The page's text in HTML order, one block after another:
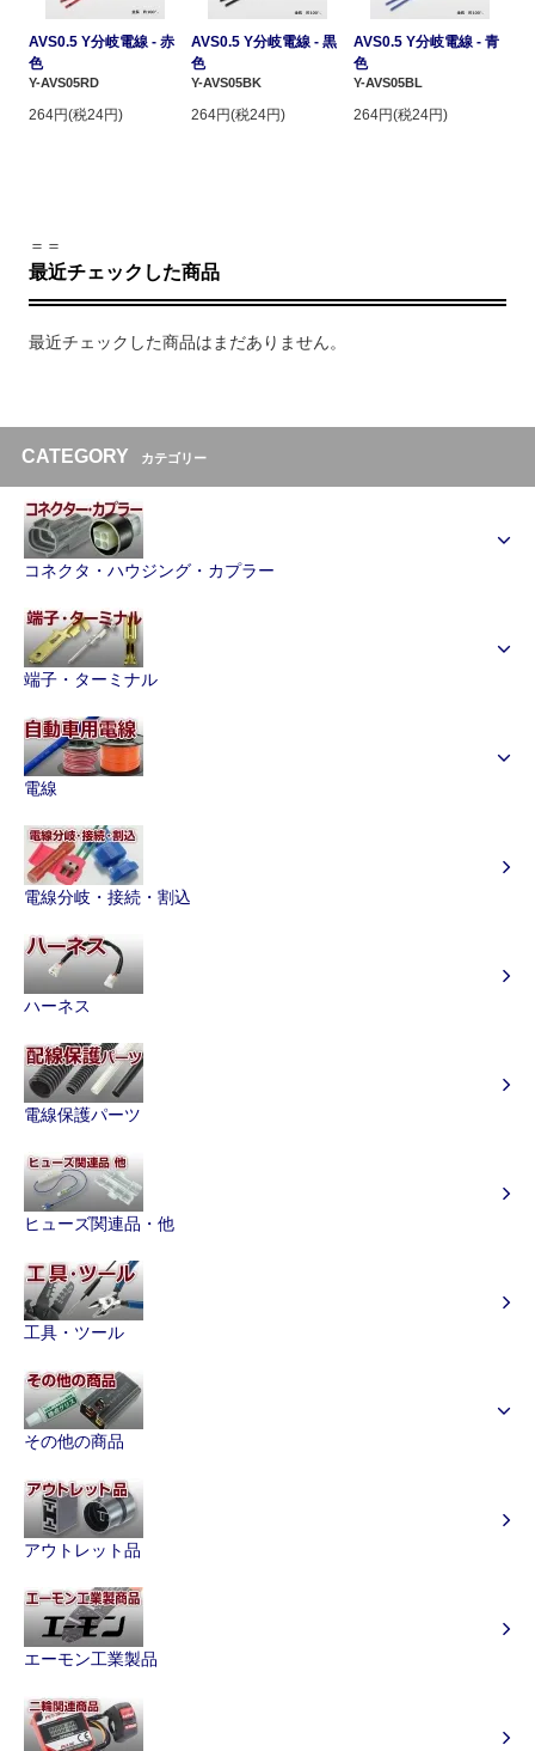
AVS0.5 Y分岐電線 - 赤
色
Y-AVS05RD
264円(税24円)
AVS0.5 Y分岐電線 - 黒
色
Y-AVS05BK
264円(税24円)
AVS0.5 Y分岐電線 - 青
色
Y-AVS05BL
264円(税24円)
＝＝
最近チェックした商品
最近チェックした商品はまだありません。
CATEGORY カテゴリー
コネクタ・ハウジング・カプラー
端子・ターミナル
電線
電線分岐・接続・割込
ハーネス
電線保護パーツ
ヒューズ関連品・他
工具・ツール
その他の商品
アウトレット品
エーモン工業製品